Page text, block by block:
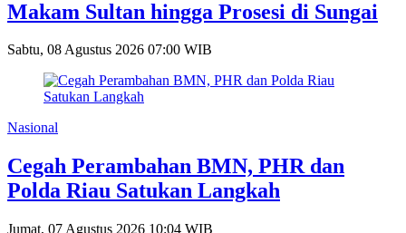
Makam Sultan hingga Prosesi di Sungai
Sabtu, 08 Agustus 2026 07:00 WIB
Nasional
Cegah Perambahan BMN, PHR dan
Polda Riau Satukan Langkah
Jumat, 07 Agustus 2026 10:04 WIB